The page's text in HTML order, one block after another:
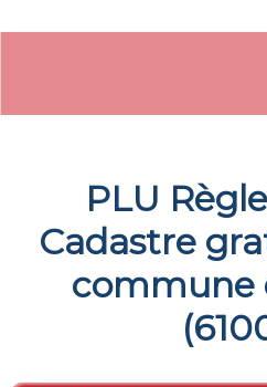
PLU
Cadastre
commune
(